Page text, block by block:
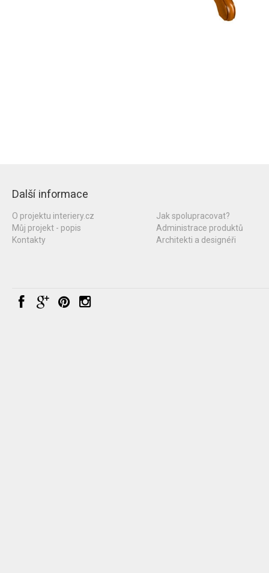
Další informace
O projektu interiery.cz
Můj projekt - popis
Kontakty
Jak spolupracovat?
Administrace produktů
Architekti a designéři